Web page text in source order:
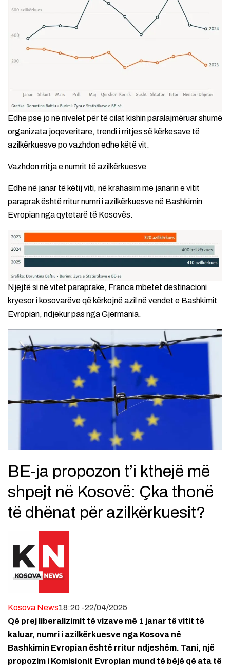
Edhe pse jo në nivelet për të cilat kishin paralajmëruar shumë
organizata joqeveritare, trendi i rritjes së kërkesave të
azilkërkuesve po vazhdon edhe këtë vit.
Vazhdon rritja e numrit të azilkërkuesve
Edhe në janar të këtij viti, në krahasim me janarin e vitit
paraprak është rritur numri i azilkërkuesve në Bashkimin
Evropian nga qytetarë të Kosovës.
Njëjtë si në vitet paraprake, Franca mbetet destinacioni
kryesor i kosovarëve që kërkojnë azil në vendet e Bashkimit
Evropian, ndjekur pas nga Gjermania.
BE-ja propozon t’i kthejë më
shpejt në Kosovë: Çka thonë
të dhënat për azilkërkuesit?
Kosova News18:20 -22/04/2025
Që prej liberalizimit të vizave më 1 janar të vitit të
kaluar, numri i azilkërkuesve nga Kosova në
Bashkimin Evropian është rritur ndjeshëm. Tani, një
propozim i Komisionit Evropian mund të bëjë që ata të